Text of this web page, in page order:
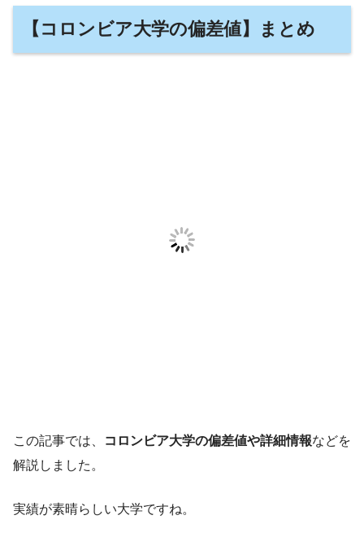
【コロンビア大学の偏差値】まとめ
この記事では、 コロンビア大学の偏差値や詳細情報などを
解説しました。
実績が素晴らしい大学ですね。